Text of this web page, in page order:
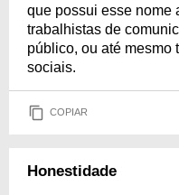
que possui esse nome
trabalhistas de
público, ou até mesmo
sociais.
COPIAR
Honestidade